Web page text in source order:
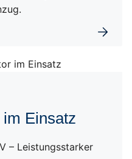
Einsatz
– Leistungsstarker